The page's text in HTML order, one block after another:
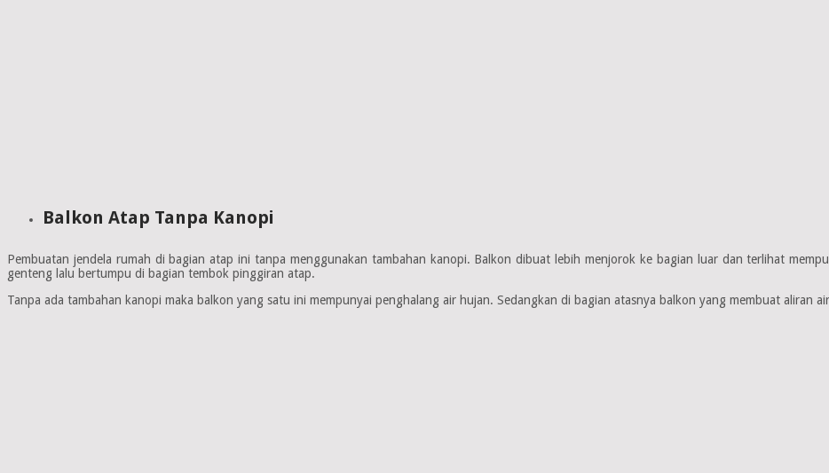
Balkon Atap Tanpa Kanopi
Pembuatan jendela rumah di bagian atap ini tanpa menggunakan tambahan kanopi. Balkon dibuat lebih menjorok ke bagian luar dan terlihat
genteng lalu bertumpu di bagian tembok pinggiran atap.
Tanpa ada tambahan kanopi maka balkon yang satu ini mempunyai penghalang air hujan. Sedangkan di bagian atasnya balkon yang membuat aliran